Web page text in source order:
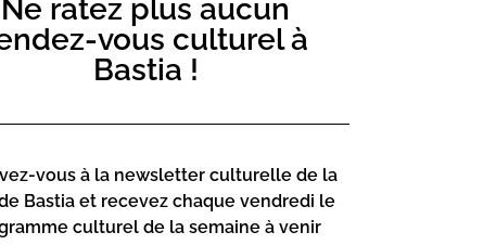
d’un adulte. Inscription &
collaboratif avec le pôle Science
de Corse. Également avec la
Ne ratez plus aucun
vous culturel à
Bastia !
vous à la newsletter culturelle de la
Bastia et recevez chaque vendredi le
culturel de la semaine à venir